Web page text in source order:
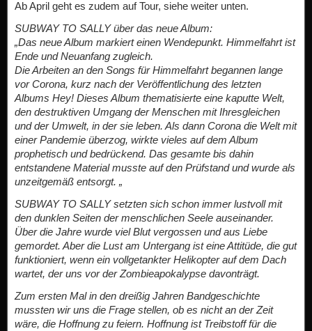
Ab April geht es zudem auf Tour, siehe weiter unten.
SUBWAY TO SALLY über das neue Album:
„Das neue Album markiert einen Wendepunkt. Himmelfahrt ist
Ende und Neuanfang zugleich.
Die Arbeiten an den Songs für Himmelfahrt begannen lange
vor Corona, kurz nach der Veröffentlichung des letzten
Albums Hey! Dieses Album thematisierte eine kaputte Welt,
den destruktiven Umgang der Menschen mit Ihresgleichen
und der Umwelt, in der sie leben. Als dann Corona die Welt mit
einer Pandemie überzog, wirkte vieles auf dem Album
prophetisch und bedrückend. Das gesamte bis dahin
entstandene Material musste auf den Prüfstand und wurde als
unzeitgemäß entsorgt. „
SUBWAY TO SALLY setzten sich schon immer lustvoll mit
den dunklen Seiten der menschlichen Seele auseinander.
Über die Jahre wurde viel Blut vergossen und aus Liebe
gemordet. Aber die Lust am Untergang ist eine Attitüde, die gut
funktioniert, wenn ein vollgetankter Helikopter auf dem Dach
wartet, der uns vor der Zombieapokalypse davonträgt.
Zum ersten Mal in den dreißig Jahren Bandgeschichte
mussten wir uns die Frage stellen, ob es nicht an der Zeit
wäre, die Hoffnung zu feiern. Hoffnung ist Treibstoff für die